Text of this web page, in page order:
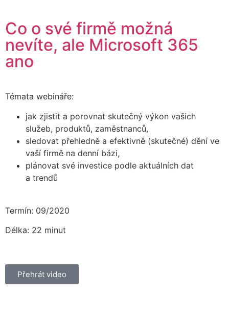
Co o své firmě možná
nevíte, ale Microsoft 365
ano
Témata webináře:
jak zjistit a porovnat skutečný výkon vašich
služeb, produktů, zaměstnanců,
sledovat přehledně a efektivně (skutečné) dění ve
vaší firmě na denní bázi,
plánovat své investice podle aktuálních dat
a trendů
Termín: 09/2020
Délka: 22 minut
Přehrát video